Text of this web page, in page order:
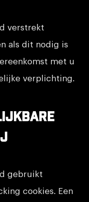
verstrekt
als dit nodig is
met u
verplichting.
gebruikt
cookies. Een